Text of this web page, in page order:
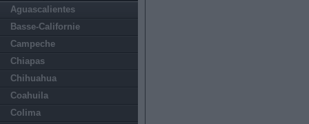
Aguascalientes
Basse-Californie
Campeche
Chiapas
Chihuahua
Coahuila
Colima